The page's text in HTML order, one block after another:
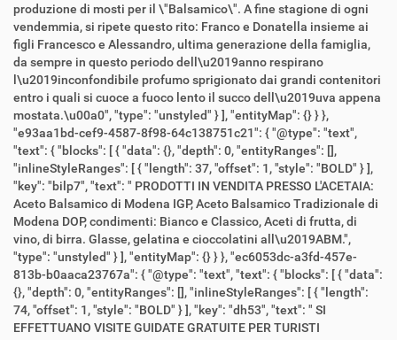
produzione di mosti per il \"Balsamico\". A fine stagione di ogni
vendemmia, si ripete questo rito: Franco e Donatella insieme ai
figli Francesco e Alessandro, ultima generazione della famiglia,
da sempre in questo periodo dell\u2019anno respirano
l\u2019inconfondibile profumo sprigionato dai grandi contenitori
entro i quali si cuoce a fuoco lento il succo dell\u2019uva appena
mostata.\u00a0", "type": "unstyled" } ], "entityMap": {} } },
"e93aa1bd-cef9-4587-8f98-64c138751c21": { "@type": "text",
"text": { "blocks": [ { "data": {}, "depth": 0, "entityRanges": [],
"inlineStyleRanges": [ { "length": 37, "offset": 1, "style": "BOLD" } ],
"key": "bilp7", "text": " PRODOTTI IN VENDITA PRESSO L'ACETAIA:
Aceto Balsamico di Modena IGP, Aceto Balsamico Tradizionale di
Modena DOP, condimenti: Bianco e Classico, Aceti di frutta, di
vino, di birra. Glasse, gelatina e cioccolatini all\u2019ABM.",
"type": "unstyled" } ], "entityMap": {} } }, "ec6053dc-a3fd-457e-
813b-b0aaca23767a": { "@type": "text", "text": { "blocks": [ { "data":
{}, "depth": 0, "entityRanges": [], "inlineStyleRanges": [ { "length":
74, "offset": 1, "style": "BOLD" } ], "key": "dh53", "text": " SI
EFFETTUANO VISITE GUIDATE GRATUITE PER TURISTI